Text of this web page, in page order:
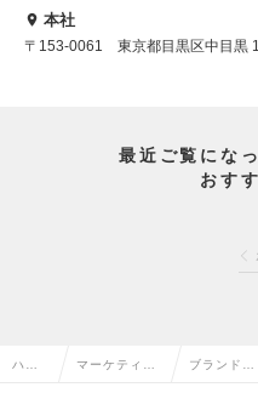
本社
〒153-0061 東京都目黒区中目黒
最近ご覧にな
おす
ハイ マーケティン ブランド・